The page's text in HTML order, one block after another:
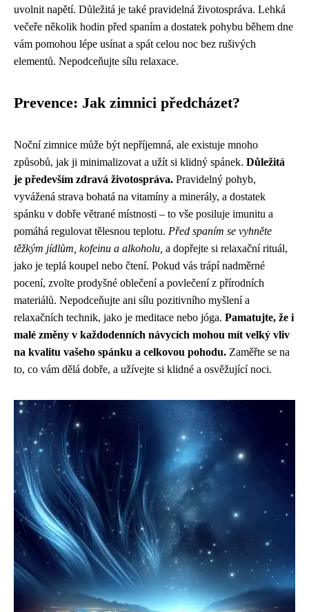
uvolnit napětí. Důležitá je také pravidelná životospráva. Lehká
večeře několik hodin před spaním a dostatek pohybu během dne
vám pomohou lépe usínat a spát celou noc bez rušivých
elementů. Nepodceňujte sílu relaxace.
Prevence: Jak zimnici předcházet?
Noční zimnice může být nepříjemná, ale existuje mnoho
způsobů, jak ji minimalizovat a užít si klidný spánek. Důležitá
je především zdravá životospráva. Pravidelný pohyb,
vyvážená strava bohatá na vitamíny a minerály, a dostatek
spánku v dobře větrané místnosti – to vše posiluje imunitu a
pomáhá regulovat tělesnou teplotu. Před spaním se vyhněte
těžkým jídlům, kofeinu a alkoholu, a dopřejte si relaxační rituál,
jako je teplá koupel nebo čtení. Pokud vás trápí nadměrné
pocení, zvolte prodyšné oblečení a povlečení z přírodních
materiálů. Nepodceňujte ani sílu pozitivního myšlení a
relaxačních technik, jako je meditace nebo jóga. Pamatujte, že i
malé změny v každodenních návycích mohou mít velký vliv
na kvalitu vašeho spánku a celkovou pohodu. Zaměřte se na
to, co vám dělá dobře, a užívejte si klidné a osvěžující noci.